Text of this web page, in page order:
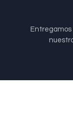
Entregamos